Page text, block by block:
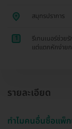
สมุทรปราการ
1
รีเทนเนอร์ช่ว
แต่แตกหักง่าย
รายละเอียด
ทำไมคนอื่นซื้อแพ็ก